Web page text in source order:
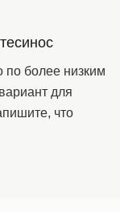
по более низким
для
что